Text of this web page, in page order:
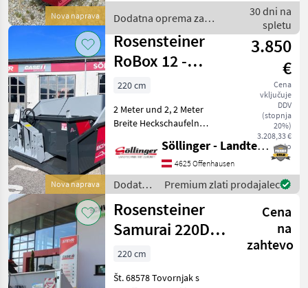
Nova naprava
Die Kippschaufel kann
gerne be
Dodatna oprema za
traktorje / Rosensteiner
30 dni na
spletu
Nova naprava
Rosensteiner
RoBox 12 -
220cm
3.850
€
Cena
vključuje
DDV
(stopnja
20%)
3.208,33 €
neto
220 cm
2 Meter und 2, 2 Meter
Breite Heckschaufeln
Optional erhältlich!
Serienausstattung: +
Dreipunktanbau + CAT I Ø
22 mm & Cat. II Ø 28 mm
Söllinger - Landtechnik GmbH
4625 Offenhausen
Dodatna
oprema
za
traktorje
/
Rosensteiner
Premium zlati prodajalec
Rosensteiner
Samurai 220D
evrov
Cena
na
zahtevo
220 cm
Št. 68578 Tovornjak s